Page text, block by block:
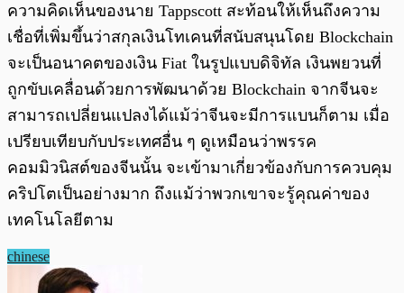
ความคิดเห็นของนาย Tappscott สะท้อนให้เห็นถึงความ
เชื่อที่เพิ่มขึ้นว่าสกุลเงินโทเคนที่สนับสนุนโดย Blockchain
จะเป็นอนาคตของเงิน Fiat ในรูปแบบดิจิทัล เงินพยวนที่
ถูกขับเคลื่อนด้วยการพัฒนาด้วย Blockchain จากจีนจะ
สามารถเปลี่ยนแปลงได้แม้ว่าจีนจะมีการแบนก็ตาม เมื่อ
เปรียบเทียบกับประเทศอื่น ๆ ดูเหมือนว่าพรรค
คอมมิวนิสต์ของจีนนั้น จะเข้ามาเกี่ยวข้องกับการควบคุม
คริปโตเป็นอย่างมาก ถึงแม้ว่าพวกเขาจะรู้คุณค่าของ
เทคโนโลยีตาม
chinese